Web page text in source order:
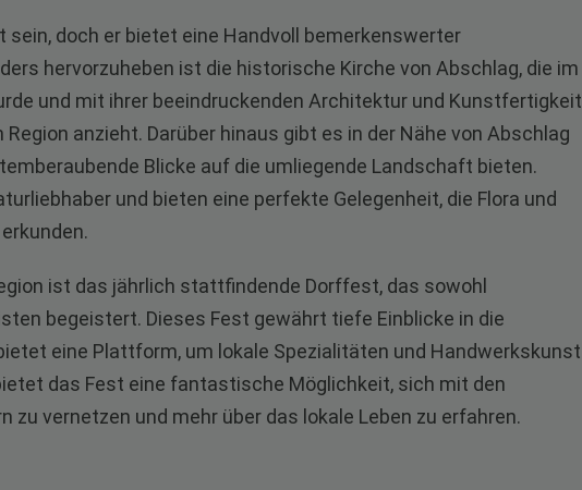
sein, doch er bietet eine Handvoll bemerkenswerter
hervorzuheben ist die historische Kirche von Abschlag, die im
und mit ihrer beeindruckenden Architektur und Kunstfertigkeit
anzieht. Darüber hinaus gibt es in der Nähe von Abschlag
Blicke auf die umliegende Landschaft bieten.
und bieten eine perfekte Gelegenheit, die Flora und
ist das jährlich stattfindende Dorffest, das sowohl
begeistert. Dieses Fest gewährt tiefe Einblicke in die
eine Plattform, um lokale Spezialitäten und Handwerkskunst
das Fest eine fantastische Möglichkeit, sich mit den
zu vernetzen und mehr über das lokale Leben zu erfahren.